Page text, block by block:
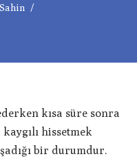
kısa süre sonra
hissetmek
bir durumdur.